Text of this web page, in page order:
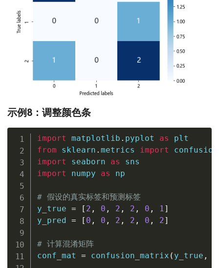
示例8：调整颜色条
import matplotlib . pyplot as
from sklearn . metrics
import
import seaborn as
import numpy as np
# 假设的真实标签和预测标签
y_true = [ 2 , 0 , 2 , 2 , 0 , 1 ]
y_pred = [ 0 , 0 , 2 , 2 , 0 , 2]
# 计算混淆矩阵
conf_mat = confusion_matrix ( y_true ,